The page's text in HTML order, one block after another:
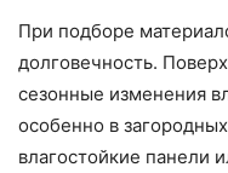
При подборе
долговечность.
сезонные изменения
особенно в
влагостойкие панели